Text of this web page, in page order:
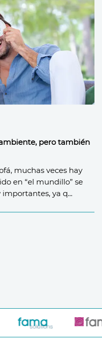
pero también
muchas veces hay
en “el mundillo” se
ya q...